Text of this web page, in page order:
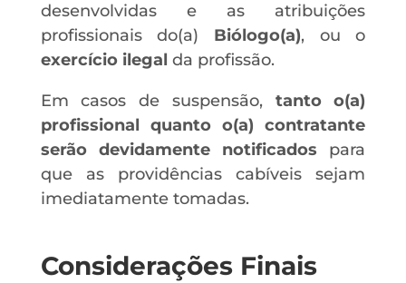
desenvolvidas e as atribuições
profissionais do(a) Biólogo(a), ou o
exercício ilegal da profissão.
Em casos de suspensão, tanto o(a)
profissional quanto o(a) contratante
serão devidamente notificados para
que as providências cabíveis sejam
imediatamente tomadas.
Considerações Finais